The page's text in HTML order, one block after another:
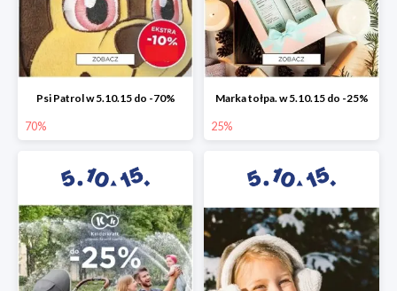
Psi Patrol w 5.10.15 do -70%
70%
Marka tołpa. w 5.10.15 do -25%
25%